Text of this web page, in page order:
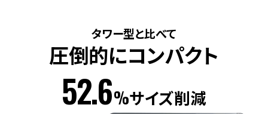
タワー型と比べて
圧倒的にコンパクト
52.6%サイズ削減